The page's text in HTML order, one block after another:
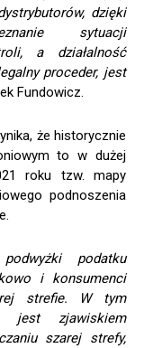
dzięki
sytuacji
a działalność
proceder, jest
Fundowicz.
że historycznie
to w dużej
roku tzw. mapy
podnoszenia
podatku
i konsumenci
strefie. W tym
jest zjawiskiem
szarej strefy,